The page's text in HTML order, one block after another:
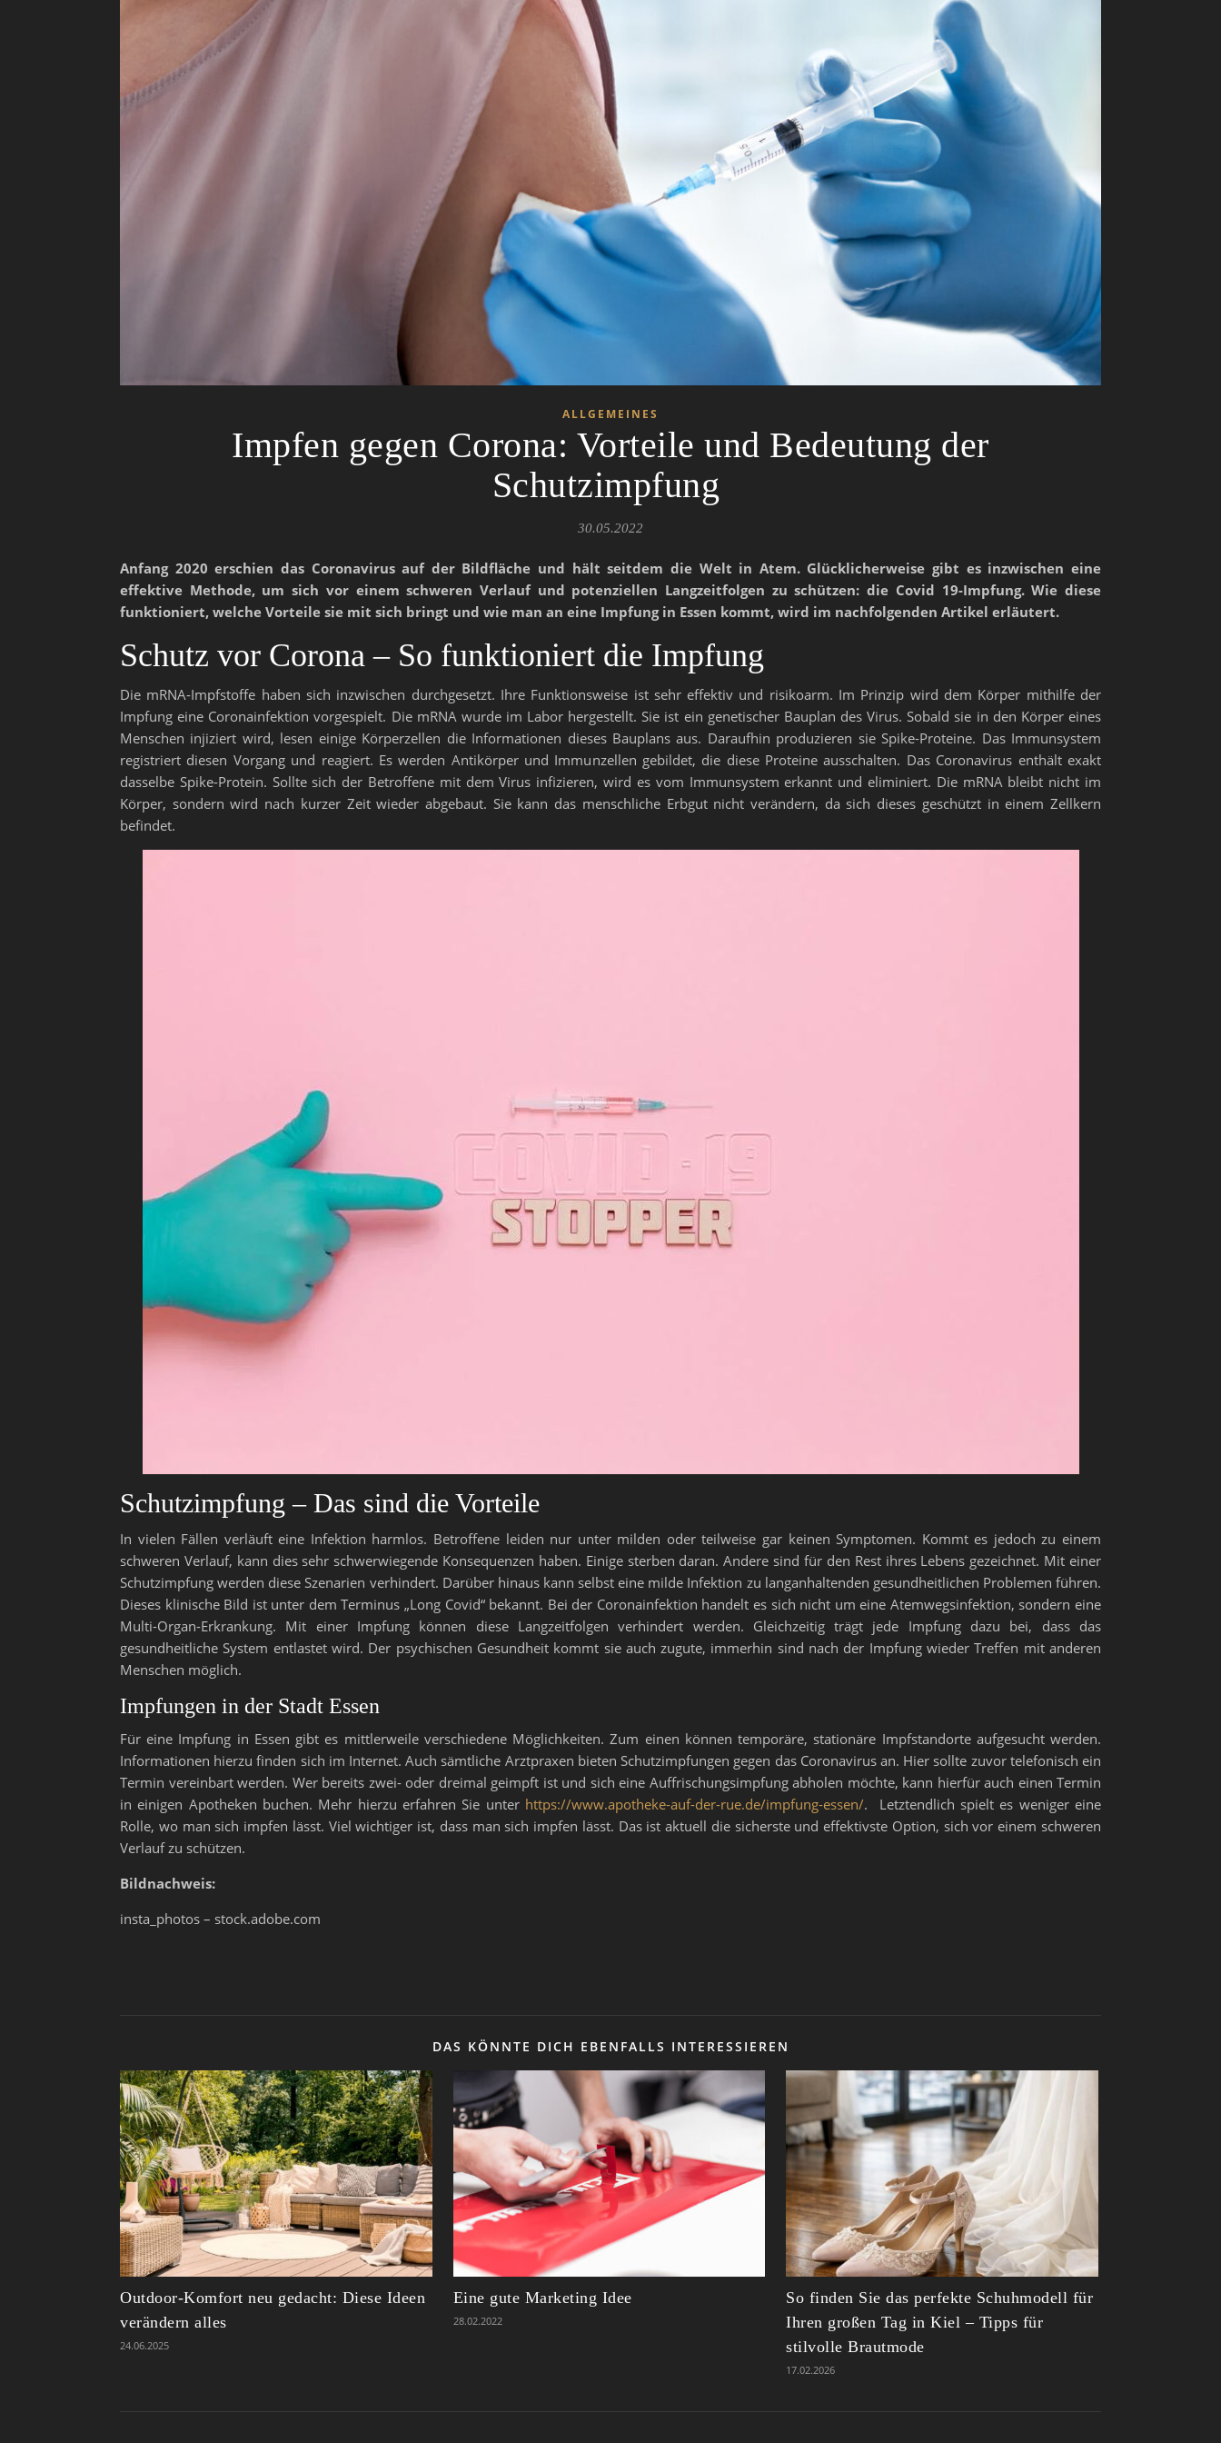
ALLGEMEINES
Impfen gegen Corona: Vorteile und Bedeutung der
Schutzimpfung
30.05.2022
Anfang 2020 erschien das Coronavirus auf der Bildfläche und hält seitdem die Welt in Atem. Glücklicherweise gibt es inzwischen eine
effektive Methode, um sich vor einem schweren Verlauf und potenziellen Langzeitfolgen zu schützen: die Covid 19-Impfung. Wie diese
funktioniert, welche Vorteile sie mit sich bringt und wie man an eine Impfung in Essen kommt, wird im nachfolgenden Artikel erläutert.
Schutz vor Corona – So funktioniert die Impfung
Die mRNA-Impfstoffe haben sich inzwischen durchgesetzt. Ihre Funktionsweise ist sehr effektiv und risikoarm. Im Prinzip wird dem Körper mithilfe der
Impfung eine Coronainfektion vorgespielt. Die mRNA wurde im Labor hergestellt. Sie ist ein genetischer Bauplan des Virus. Sobald sie in den Körper eines
Menschen injiziert wird, lesen einige Körperzellen die Informationen dieses Bauplans aus. Daraufhin produzieren sie Spike-Proteine. Das Immunsystem
registriert diesen Vorgang und reagiert. Es werden Antikörper und Immunzellen gebildet, die diese Proteine ausschalten. Das Coronavirus enthält exakt
dasselbe Spike-Protein. Sollte sich der Betroffene mit dem Virus infizieren, wird es vom Immunsystem erkannt und eliminiert. Die mRNA bleibt nicht im
Körper, sondern wird nach kurzer Zeit wieder abgebaut. Sie kann das menschliche Erbgut nicht verändern, da sich dieses geschützt in einem Zellkern
befindet.
Schutzimpfung – Das sind die Vorteile
In vielen Fällen verläuft eine Infektion harmlos. Betroffene leiden nur unter milden oder teilweise gar keinen Symptomen. Kommt es jedoch zu einem
schweren Verlauf, kann dies sehr schwerwiegende Konsequenzen haben. Einige sterben daran. Andere sind für den Rest ihres Lebens gezeichnet. Mit einer
Schutzimpfung werden diese Szenarien verhindert. Darüber hinaus kann selbst eine milde Infektion zu langanhaltenden gesundheitlichen Problemen führen.
Dieses klinische Bild ist unter dem Terminus „Long Covid“ bekannt. Bei der Coronainfektion handelt es sich nicht um eine Atemwegsinfektion, sondern eine
Multi-Organ-Erkrankung. Mit einer Impfung können diese Langzeitfolgen verhindert werden. Gleichzeitig trägt jede Impfung dazu bei, dass das
gesundheitliche System entlastet wird. Der psychischen Gesundheit kommt sie auch zugute, immerhin sind nach der Impfung wieder Treffen mit anderen
Menschen möglich.
Impfungen in der Stadt Essen
Für eine Impfung in Essen gibt es mittlerweile verschiedene Möglichkeiten. Zum einen können temporäre, stationäre Impfstandorte aufgesucht werden.
Informationen hierzu finden sich im Internet. Auch sämtliche Arztpraxen bieten Schutzimpfungen gegen das Coronavirus an. Hier sollte zuvor telefonisch ein
Termin vereinbart werden. Wer bereits zwei- oder dreimal geimpft ist und sich eine Auffrischungsimpfung abholen möchte, kann hierfür auch einen Termin
in einigen Apotheken buchen. Mehr hierzu erfahren Sie unter https://www.apotheke-auf-der-rue.de/impfung-essen/. Letztendlich spielt es weniger eine
Rolle, wo man sich impfen lässt. Viel wichtiger ist, dass man sich impfen lässt. Das ist aktuell die sicherste und effektivste Option, sich vor einem schweren
Verlauf zu schützen.
Bildnachweis:
insta_photos – stock.adobe.com
DAS KÖNNTE DICH EBENFALLS INTERESSIEREN
Outdoor-Komfort neu gedacht: Diese Ideen
verändern alles
24.06.2025
Eine gute Marketing Idee
28.02.2022
So finden Sie das perfekte Schuhmodell für
Ihren großen Tag in Kiel – Tipps für
stilvolle Brautmode
17.02.2026